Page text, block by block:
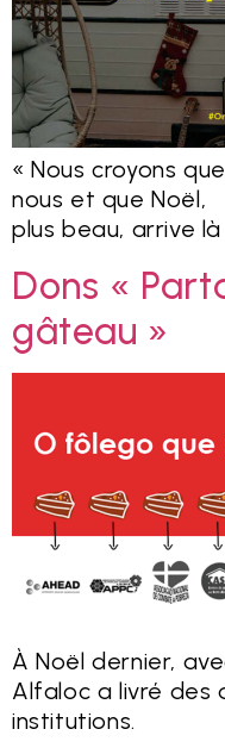
« Nous croyons
nous et que Noël,
plus beau, arrive
Dons «
gâteau »
À Noël dernier,
Alfaloc a livré des
institutions.